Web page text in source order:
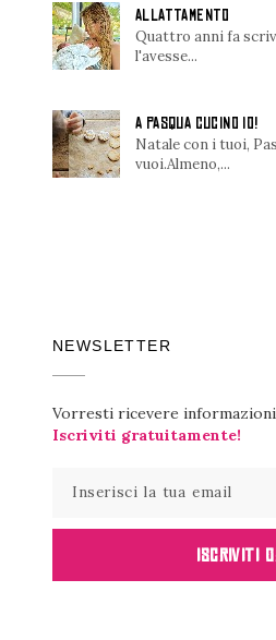
ALLATTAMENTO
Quattro anni fa
l'avesse...
A PASQUA CUCINO IO!
Natale con i tuoi,
vuoi.Almeno,...
NEWSLETTER
Vorresti ricevere
Iscriviti gratuitamente!
ISCRIVITI